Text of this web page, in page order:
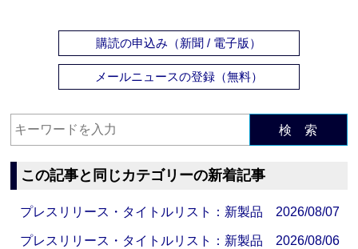
購読の申込み（新聞 / 電子版）
メールニュースの登録（無料）
検 索
この記事と同じカテゴリーの新着記事
プレスリリース・タイトルリスト：新製品 2026/08/07
プレスリリース・タイトルリスト：新製品 2026/08/06